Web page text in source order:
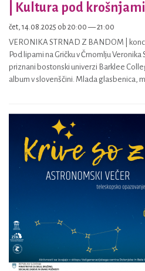
| Kultura pod krošnjami
čet, 14.08.2025 ob 20:00 — 21:00
VERONIKA STRNAD Z BANDOM |
Pod lipami na Gričku v Črnomlju
priznani bostonski univerzi Barklee
album v slovenščini. Mlada glasbenica,